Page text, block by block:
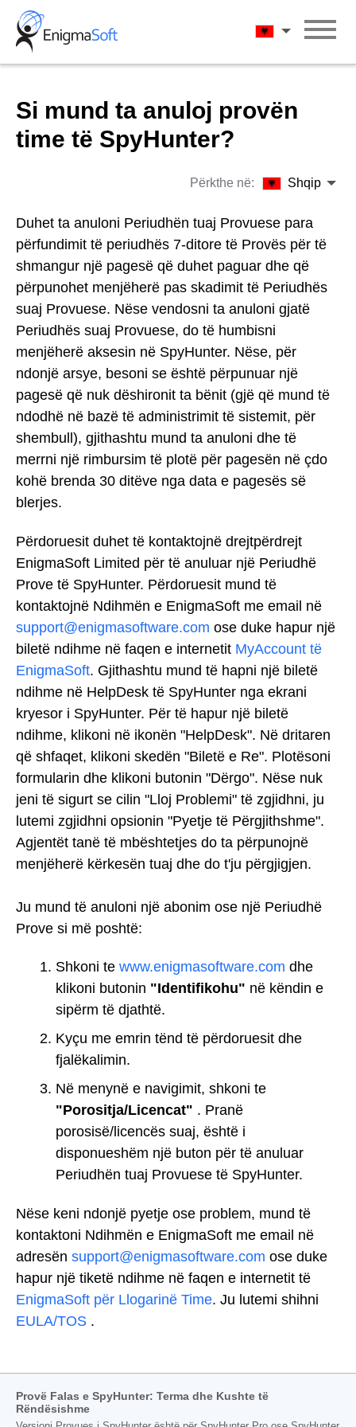
Skip
content
Shqip
Si mund ta anuloj provën
time të SpyHunter?
Përkthe në: Shqip
Duhet ta anuloni Periudhën tuaj Provuese para
përfundimit të periudhës 7-ditore të Provës për të
shmangur një pagesë që duhet paguar dhe që
përpunohet menjëherë pas skadimit të Periudhës
suaj Provuese. Nëse vendosni ta anuloni gjatë
Periudhës suaj Provuese, do të humbisni
menjëherë aksesin në SpyHunter. Nëse, për
ndonjë arsye, besoni se është përpunuar një
pagesë që nuk dëshironit ta bënit (gjë që mund të
ndodhë në bazë të administrimit të sistemit, për
shembull), gjithashtu mund ta anuloni dhe të
merrni një rimbursim të plotë për pagesën në çdo
kohë brenda 30 ditëve nga data e pagesës së
blerjes.
Përdoruesit duhet të kontaktojnë drejtpërdrejt
EnigmaSoft Limited për të anuluar një Periudhë
Prove të SpyHunter. Përdoruesit mund të
kontaktojnë Ndihmën e EnigmaSoft me email në
support@enigmasoftware.com ose duke hapur një
biletë ndihme në faqen e internetit MyAccount të
EnigmaSoft. Gjithashtu mund të hapni një biletë
ndihme në HelpDesk të SpyHunter nga ekrani
kryesor i SpyHunter. Për të hapur një biletë
ndihme, klikoni në ikonën "HelpDesk". Në dritaren
që shfaqet, klikoni skedën "Biletë e Re". Plotësoni
formularin dhe klikoni butonin "Dërgo". Nëse nuk
jeni të sigurt se cilin "Lloj Problemi" të zgjidhni, ju
lutemi zgjidhni opsionin "Pyetje të Përgjithshme".
Agjentët tanë të mbështetjes do ta përpunojnë
menjëherë kërkesën tuaj dhe do t'ju përgjigjen.
Ju mund të anuloni një abonim ose një Periudhë
Prove si më poshtë:
Shkoni te www.enigmasoftware.com dhe
klikoni butonin "Identifikohu" në këndin e
sipërm të djathtë.
Kyçu me emrin tënd të përdoruesit dhe
fjalëkalimin.
Në menynë e navigimit, shkoni te
"Porositja/Licencat" . Pranë
porosisë/licencës suaj, është i
disponueshëm një buton për të anuluar
Periudhën tuaj Provuese të SpyHunter.
Nëse keni ndonjë pyetje ose problem, mund të
kontaktoni Ndihmën e EnigmaSoft me email në
adresën support@enigmasoftware.com ose duke
hapur një tiketë ndihme në faqen e internetit të
EnigmaSoft për Llogarinë Time. Ju lutemi shihni
EULA/TOS .
Provë Falas e SpyHunter: Terma dhe Kushte të
Rëndësishme